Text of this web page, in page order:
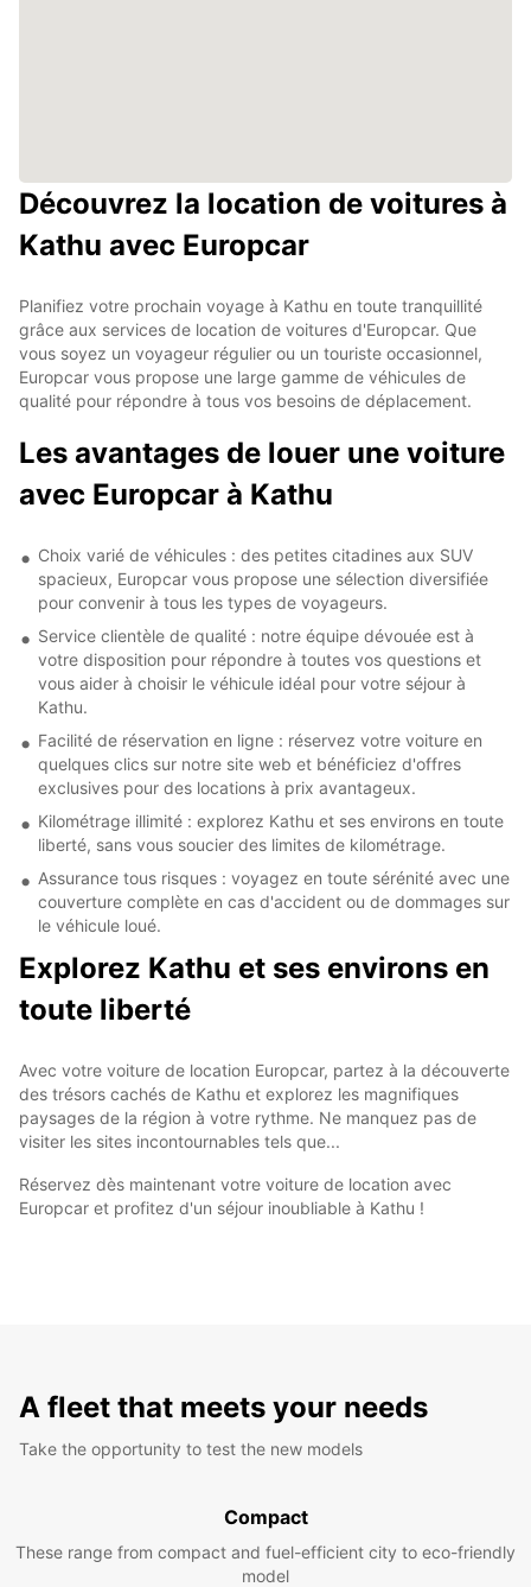
Découvrez la location de voitures à
Kathu avec Europcar
Planifiez votre prochain voyage à Kathu en toute tranquillité
grâce aux services de location de voitures d'Europcar. Que
vous soyez un voyageur régulier ou un touriste occasionnel,
Europcar vous propose une large gamme de véhicules de
qualité pour répondre à tous vos besoins de déplacement.
Les avantages de louer une voiture
avec Europcar à Kathu
Choix varié de véhicules : des petites citadines aux SUV
spacieux, Europcar vous propose une sélection diversifiée
pour convenir à tous les types de voyageurs.
Service clientèle de qualité : notre équipe dévouée est à
votre disposition pour répondre à toutes vos questions et
vous aider à choisir le véhicule idéal pour votre séjour à
Kathu.
Facilité de réservation en ligne : réservez votre voiture en
quelques clics sur notre site web et bénéficiez d'offres
exclusives pour des locations à prix avantageux.
Kilométrage illimité : explorez Kathu et ses environs en toute
liberté, sans vous soucier des limites de kilométrage.
Assurance tous risques : voyagez en toute sérénité avec une
couverture complète en cas d'accident ou de dommages sur
le véhicule loué.
Explorez Kathu et ses environs en
toute liberté
Avec votre voiture de location Europcar, partez à la découverte
des trésors cachés de Kathu et explorez les magnifiques
paysages de la région à votre rythme. Ne manquez pas de
visiter les sites incontournables tels que...
Réservez dès maintenant votre voiture de location avec
Europcar et profitez d'un séjour inoubliable à Kathu !
A fleet that meets your needs
Take the opportunity to test the new models
Compact
These range from compact and fuel-efficient city to eco-friendly
model